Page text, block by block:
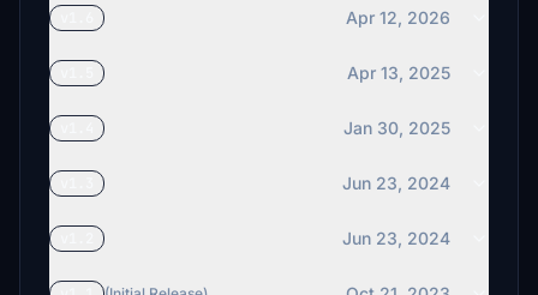
Apr 12, 2026
Apr 13, 2025
Jan 30, 2025
Jun 23, 2024
Jun 23, 2024